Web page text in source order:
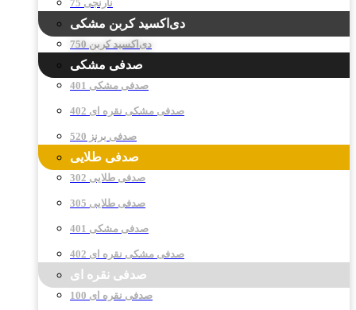
نارنجی 75
دی‌اکسید کربن مشکی
دی‌اکسید کربن 750
صدفی مشکی
صدفی مشکی 401
صدفی مشکی نقره ای 402
صدفی برنز 520
صدفی طلایی
صدفی طلایی 302
صدفی طلایی 305
صدفی مشکی 401
صدفی مشکی نقره ای 402
صدفی نقره ای
صدفی نقره ای 100